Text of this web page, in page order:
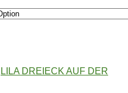
LILA DREIECK AUF DER